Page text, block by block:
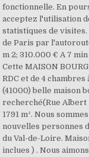
fonctionnelle. En
acceptez l'utilisation
statistiques de
de Paris par
m 2; 310.000 € A 7
Cette MAISON
RDC et de 4 chambres
(41000) belle maison
recherché(Rue Albert
1791 m². Nous
nouvelles personnes
du Val-de-Loire.
inclues ) . Nous